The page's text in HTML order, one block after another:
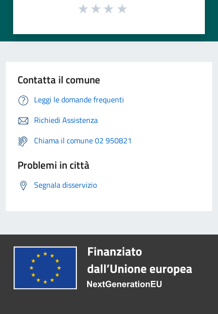
Contatta il comune
Leggi le domande frequenti
Richiedi Assistenza
Chiama il comune 02 950821
Problemi in città
Segnala disservizio